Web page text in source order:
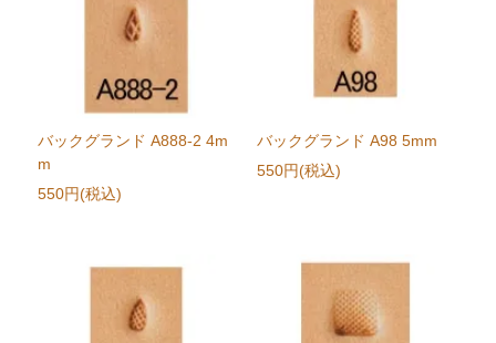
バックグランド A888-2 4m
m
550円(税込)
バックグランド A98 5mm
550円(税込)